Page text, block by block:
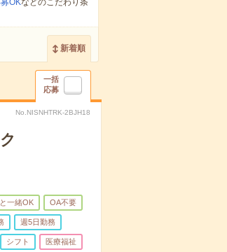
OKなどのこだわり条
新着順
一括
応募
No.NISNHTRK-2BJH18
一緒OK OA不要
週5日勤務
シフト 医療福祉